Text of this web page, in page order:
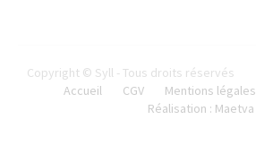
Copyright © Syll - Tous droits réservés
Accueil
CGV Mentions légales
Réalisation : Maetva